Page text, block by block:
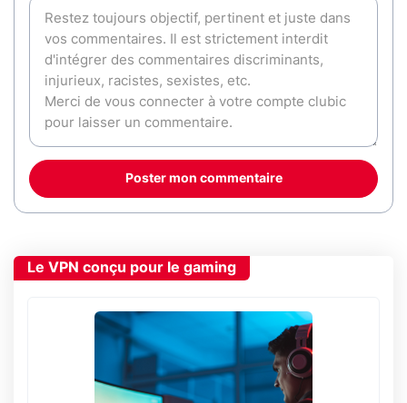
Poster mon commentaire
Le VPN conçu pour le gaming